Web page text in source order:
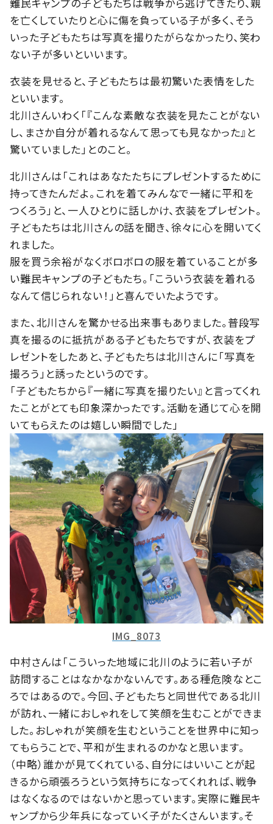
を亡くしていたりと心に傷を負っている子が多く、そう
いった子どもたちは写真を撮りたがらなかったり、笑わ
ない子が多いといいます。
衣装を見せると、子どもたちは最初驚いた表情をした
といいます。
北川さんいわく「『こんな素敵な衣装を見たことがない
し、まさか自分が着れるなんて思っても見なかった』と
驚いていました」とのこと。
北川さんは「これはあなたたちにプレゼントするために
持ってきたんだよ。これを着てみんなで一緒に平和を
つくろう」と、一人ひとりに話しかけ、衣装をプレゼント。
子どもたちは北川さんの話を聞き、徐々に心を開いてく
れました。
服を買う余裕がなくボロボロの服を着ていることが多
い難民キャンプの子どもたち。「こういう衣装を着れる
なんて信じられない！」と喜んでいたようです。
また、北川さんを驚かせる出来事もありました。普段写
真を撮るのに抵抗がある子どもたちですが、衣装をプ
レゼントをしたあと、子どもたちは北川さんに「写真を
撮ろう」と誘ったというのです。
「子どもたちから『一緒に写真を撮りたい』と言ってくれ
たことがとても印象深かったです。活動を通じて心を開
いてもらえたのは嬉しい瞬間でした」
IMG_8073
中村さんは「こういった地域に北川のように若い子が
訪問することはなかなかないんです。ある種危険なとこ
ろではあるので。今回、子どもたちと同世代である北川
が訪れ、一緒におしゃれをして笑顔を生むことができま
した。おしゃれが笑顔を生むということを世界中に知っ
てもらうことで、平和が生まれるのかなと思います。
（中略）誰かが見てくれている、自分にはいいことが起
きるから頑張ろうという気持ちになってくれれば、戦争
はなくなるのではないかと思っています。実際に難民キ
ャンプから少年兵になっていく子がたくさんいます。そ